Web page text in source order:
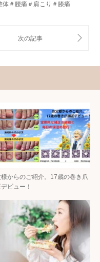
＃腰痛＃肩こり＃膝痛
様からのご紹介。17歳の巻き爪
ビュー！